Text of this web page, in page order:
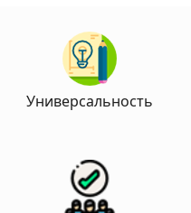
Универсальность